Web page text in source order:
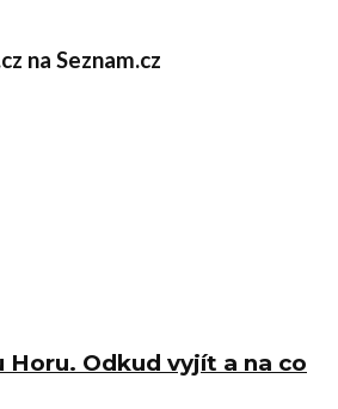
na Seznam.cz
Horu. Odkud vyjít a na co